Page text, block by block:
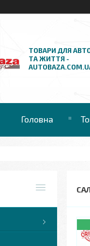
ТОВАРИ ДЛЯ
ТА ЖИТТЯ -
Головна